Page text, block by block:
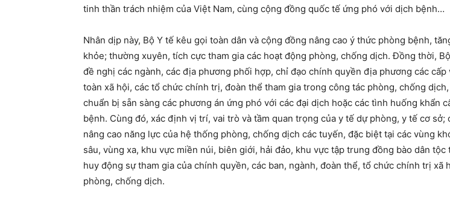
tinh thần trách nhiệm của Việt Nam, cùng cộng đồng quốc tế ứng phó với dịch bệnh…
Nhân dịp này, Bộ Y tế kêu gọi toàn dân và cộng đồng nâng cao ý thức phòng bệnh,
khỏe; thường xuyên, tích cực tham gia các hoạt động phòng, chống dịch. Đồng thời,
đề nghị các ngành, các địa phương phối hợp, chỉ đạo chính quyền địa phương các cấp
toàn xã hội, các tổ chức chính trị, đoàn thể tham gia trong công tác phòng, chống dịch,
chuẩn bị sẵn sàng các phương án ứng phó với các đại dịch hoặc các tình huống khẩn
bệnh. Cùng đó, xác định vị trí, vai trò và tầm quan trọng của y tế dự phòng, y tế cơ sở;
nâng cao năng lực của hệ thống phòng, chống dịch các tuyến, đặc biệt tại các vùng
sâu, vùng xa, khu vực miền núi, biên giới, hải đảo, khu vực tập trung đồng bào dân tộc
huy động sự tham gia của chính quyền, các ban, ngành, đoàn thể, tổ chức chính trị xã
phòng, chống dịch.